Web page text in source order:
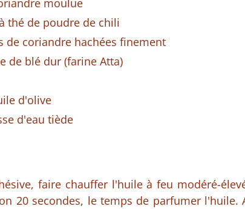
moulue
thé de poudre de chili
de coriandre hachées finement
de blé dur (farine Atta)
d'olive
d'eau tiède
faire chauffer l'huile à feu modéré-
20 secondes, le temps de parfumer l'huile.